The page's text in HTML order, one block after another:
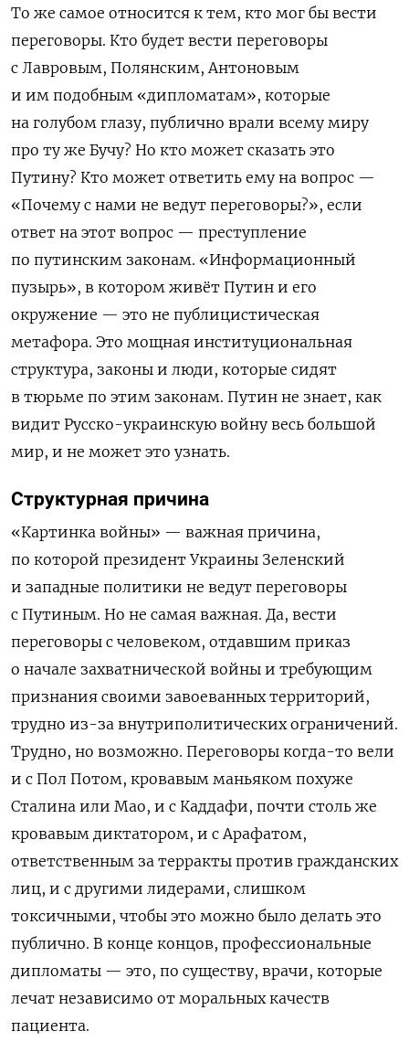
То же самое относится к тем, кто мог бы вести
переговоры. Кто будет вести переговоры
с Лавровым, Полянским, Антоновым
и им подобным «дипломатам», которые
на голубом глазу, публично врали всему миру
про ту же Бучу? Но кто может сказать это
Путину? Кто может ответить ему на вопрос —
«Почему с нами не ведут переговоры?», если
ответ на этот вопрос — преступление
по путинским законам. «Информационный
пузырь», в котором живёт Путин и его
окружение — это не публицистическая
метафора. Это мощная институциональная
структура, законы и люди, которые сидят
в тюрьме по этим законам. Путин не знает, как
видит Русско-украинскую войну весь большой
мир, и не может это узнать.
Структурная причина
«Картинка войны» — важная причина,
по которой президент Украины Зеленский
и западные политики не ведут переговоры
с Путиным. Но не самая важная. Да, вести
переговоры с человеком, отдавшим приказ
о начале захватнической войны и требующим
признания своими завоеванных территорий,
трудно из-за внутриполитических ограничений.
Трудно, но возможно. Переговоры когда-то вели
и с Пол Потом, кровавым маньяком похуже
Сталина или Мао, и с Каддафи, почти столь же
кровавым диктатором, и с Арафатом,
ответственным за терракты против гражданских
лиц, и с другими лидерами, слишком
токсичными, чтобы это можно было делать это
публично. В конце концов, профессиональные
дипломаты — это, по существу, врачи, которые
лечат независимо от моральных качеств
пациента.